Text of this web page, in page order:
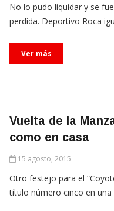
No lo pudo liquidar y se
perdida. Deportivo Roca
Ver más
Vuelta de la
como en casa
15 agosto, 2015
Otro festejo para el
título número cinco en una